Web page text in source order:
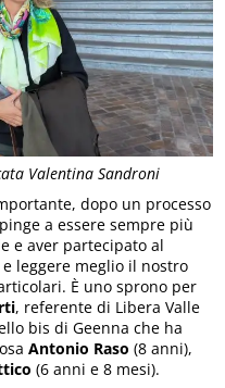
Valentina Sandroni
dopo un processo
a essere sempre più
e aver partecipato al
leggere meglio il nostro
È uno sprono per
, referente di Libera Valle
bis di Geenna che ha
Antonio Raso (8 anni),
(6 anni e 8 mesi).